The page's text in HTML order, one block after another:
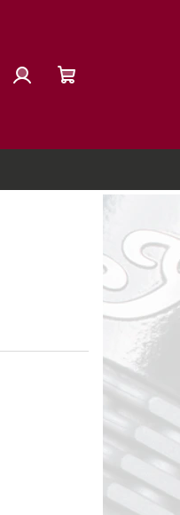
košík